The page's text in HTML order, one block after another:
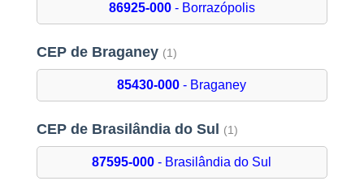
86925-000- Borrazópolis
CEP de Braganey (1)
85430-000 - Braganey
CEP de Brasilândia do Sul (1)
87595-000 - Brasilândia do Sul